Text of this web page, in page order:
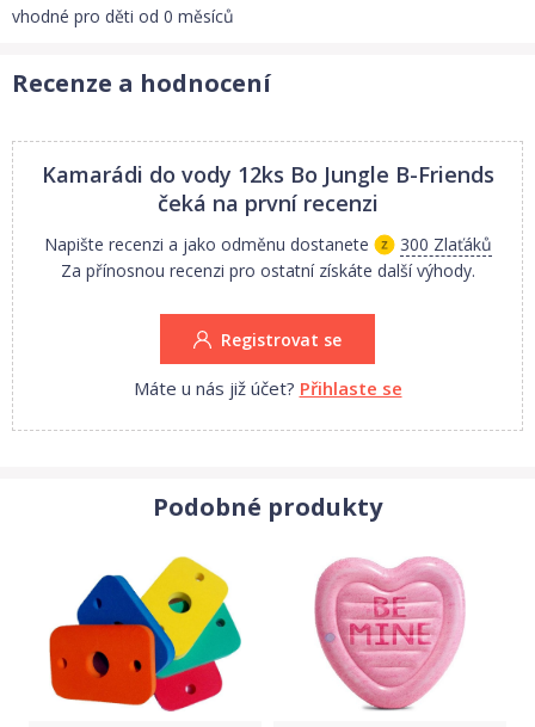
vhodné pro děti od 0 měsíců
Recenze a hodnocení
Kamarádi do vody 12ks Bo Jungle B-Friends
čeká na první recenzi
Napište recenzi a jako odměnu dostanete
300 Zlaťáků
Za přínosnou recenzi pro ostatní získáte další výhody.
Registrovat se
Máte u nás již účet? Přihlaste se
Podobné produkty